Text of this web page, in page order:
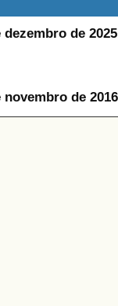
de
de